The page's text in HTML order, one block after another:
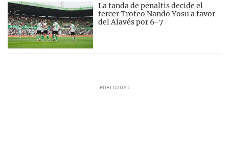
La tanda de penaltis decide el
tercer Trofeo Nando Yosu a favor
del Alavés por 6-7